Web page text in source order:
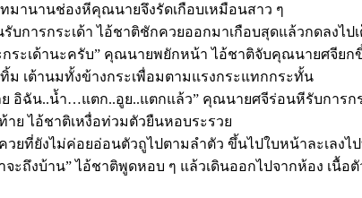
มานานช่องหีคุณนายจึงรัดเกือบเหมือนสาว ๆ
บการกระเด้า ไอ้ชาติชักควยออกมาเกือบสุดแล้วกดลงไ
เด้านะครับ” คุณนายพยักหน้า ไอ้ชาติจับคุณนายศจียกขึ้
เต้านมทั้งข้างกระเพื่อมตามแรงกระแทกกระทั้น
ย อิฉัน..น้ำ…แตก..อูย..แตกแล้ว” คุณนายศจีร่อนหีรับกา
ย ไอ้ชาติเหงื่อท่วมตัวยืนหอบระรวย
วยที่ยังไม่ค่อยอ่อนตัวถูไปตามลำตัว ขึ้นไปใบหน้าละเลง
จะถึงบ้าน” ไอ้ชาติพูดหอบ ๆ แล้วเดินออกไปจากห้อง เ